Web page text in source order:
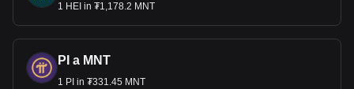
1 HEI in ₮1,178.2 MNT
PI a MNT
1 PI in ₮331.45 MNT